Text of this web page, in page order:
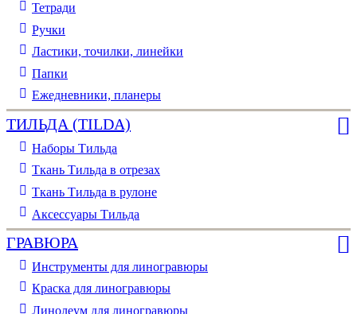
Тетради
Ручки
Ластики, точилки, линейки
Папки
Ежедневники, планеры
ТИЛЬДА (TILDA)
Наборы Тильда
Ткань Тильда в отрезах
Ткань Тильда в рулоне
Аксессуары Тильда
ГРАВЮРА
Инструменты для линогравюры
Краска для линогравюры
Линолеум для линогравюры